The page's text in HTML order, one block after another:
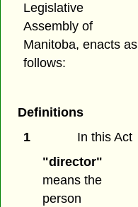
Legislative
Assembly of
Manitoba, enacts as
follows:
Definitions
1
In this Act
"director"
means the
person